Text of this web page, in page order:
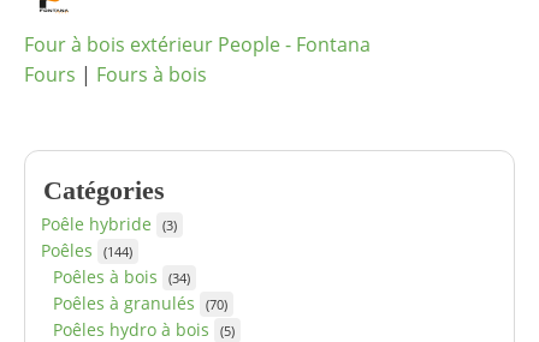
Catégories
Poêle hybride (3)
Poêles (144)
Poêles à bois (34)
Poêles à granulés (70)
Poêles hydro à bois (5)
Four à bois extérieur People - Fontana
Fours | Fours à bois